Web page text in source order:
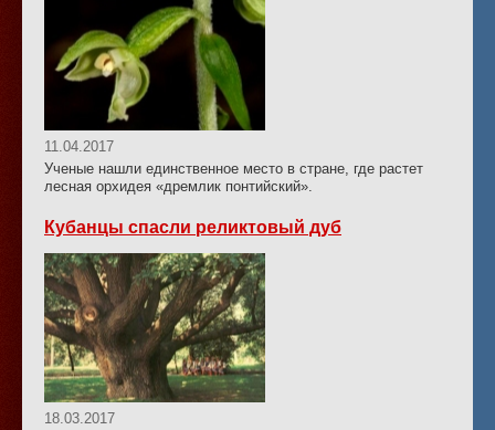
11.04.2017
Ученые нашли единственное место в стране, где растет
лесная орхидея «дремлик понтийский».
Кубанцы спасли реликтовый дуб
18.03.2017